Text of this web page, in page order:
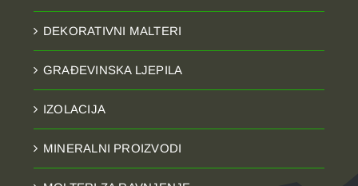
DEKORATIVNI MALTERI
GRAĐEVINSKA LJEPILA
IZOLACIJA
MINERALNI PROIZVODI